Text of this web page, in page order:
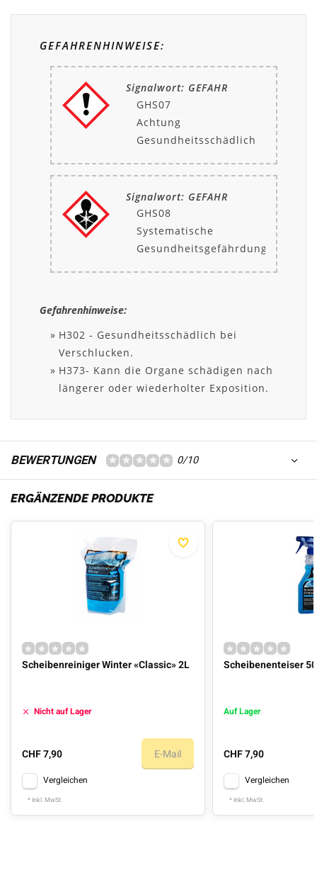
GEFAHRENHINWEISE:
Signalwort: GEFAHR
GHS07
Achtung
Gesundheitsschädlich
Signalwort: GEFAHR
GHS08
Systematische
Gesundheitsgefährdung
Gefahrenhinweise:
H302 - Gesundheitsschädlich bei
Verschlucken.
H373- Kann die Organe schädigen nach
längerer oder wiederholter Exposition.
BEWERTUNGEN 0/10
ERGÄNZENDE PRODUKTE
Scheibenreiniger Winter «Classic» 2L
Nicht auf Lager
CHF 7,90 E-Mail
Vergleichen
* Inkl. MwSt.
Scheibenenteiser
Auf Lager
CHF 7,90
Vergleichen
* Inkl. MwSt.